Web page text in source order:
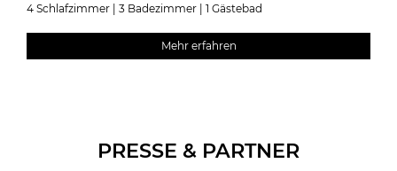
4 Schlafzimmer | 3 Badezimmer | 1 Gästebad
Mehr erfahren
PRESSE & PARTNER